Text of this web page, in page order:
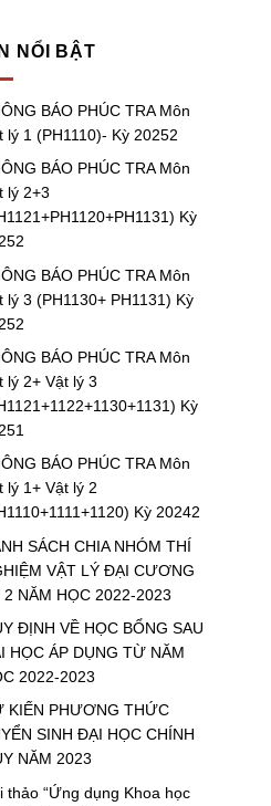
lý
Kỳ
NỔI BẬT
BÁO PHÚC TRA Môn
lý 1 (PH1110)- Kỳ 20252
BÁO PHÚC TRA Môn
lý 2+3
Kỳ
BÁO PHÚC TRA Môn
lý 3 (PH1130+ PH1131) Kỳ
BÁO PHÚC TRA Môn
lý 2+ Vật lý 3
Kỳ
BÁO PHÚC TRA Môn
lý 1+ Vật lý 2
Kỳ 20242
SÁCH CHIA NHÓM THÍ
VẬT LÝ ĐẠI CƯƠNG
2 NĂM HỌC 2022-2023
ĐỊNH VỀ HỌC BỔNG SAU
HỌC ÁP DỤNG TỪ NĂM
2022-2023
KIẾN PHƯƠNG THỨC
SINH ĐẠI HỌC CHÍNH
NĂM 2023
thảo “Ứng dụng Khoa học